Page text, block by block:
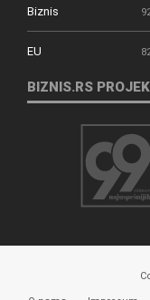
Biznis
EU
BIZNIS.RS